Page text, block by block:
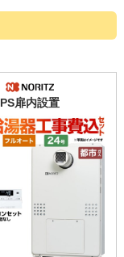
PS扉内設置